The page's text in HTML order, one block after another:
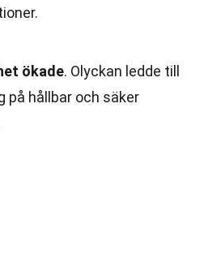
ökade. Olyckan ledde till
på hållbar och säker